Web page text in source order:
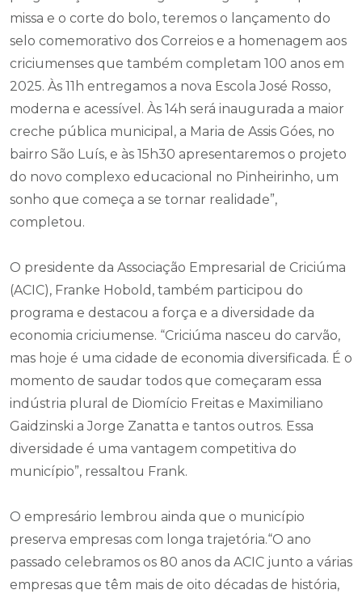
missa e o corte do bolo, teremos o lançamento do
selo comemorativo dos Correios e a homenagem aos
criciumenses que também completam 100 anos em
2025. Às 11h entregamos a nova Escola José Rosso,
moderna e acessível. Às 14h será inaugurada a maior
creche pública municipal, a Maria de Assis Góes, no
bairro São Luís, e às 15h30 apresentaremos o projeto
do novo complexo educacional no Pinheirinho, um
sonho que começa a se tornar realidade”,
completou.
O presidente da Associação Empresarial de Criciúma
(ACIC), Franke Hobold, também participou do
programa e destacou a força e a diversidade da
economia criciumense. “Criciúma nasceu do carvão,
mas hoje é uma cidade de economia diversificada. É o
momento de saudar todos que começaram essa
indústria plural de Diomício Freitas e Maximiliano
Gaidzinski a Jorge Zanatta e tantos outros. Essa
diversidade é uma vantagem competitiva do
município”, ressaltou Frank.
O empresário lembrou ainda que o município
preserva empresas com longa trajetória.“O ano
passado celebramos os 80 anos da ACIC junto a várias
empresas que têm mais de oito décadas de história,